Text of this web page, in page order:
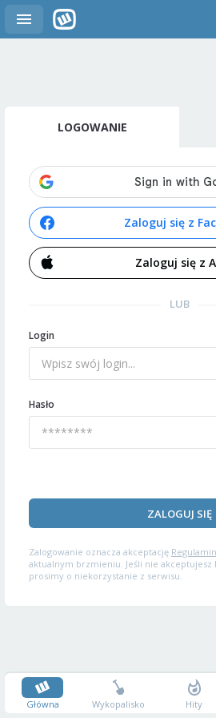
LOGOWANIE
Zaloguj się z
Zaloguj się z
LUB
Login
Hasło
ZALOGUJ SIĘ
Zalogowanie oznacza akceptację
aktualnym brzmieniu. Jeśli nie akceptujesz
prosimy o niekorzystanie z serwisu.
Główna Wykopalisko Hity